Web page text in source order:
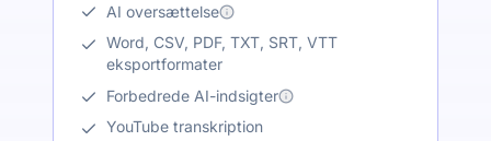
AI oversættelse
Word, CSV, PDF, TXT, SRT, VTT
eksportformater
Forbedrede AI-indsigter
YouTube transkription